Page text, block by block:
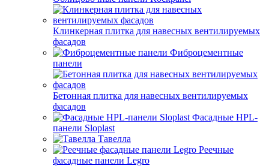
Клинкерная плитка для навесных вентилируемых
фасадов
Фиброцементные
панели
Бетонная плитка для навесных вентилируемых
фасадов
Фасадные HPL-
панели Sloplast
Тавелла
Реечные
фасадные панели Legro